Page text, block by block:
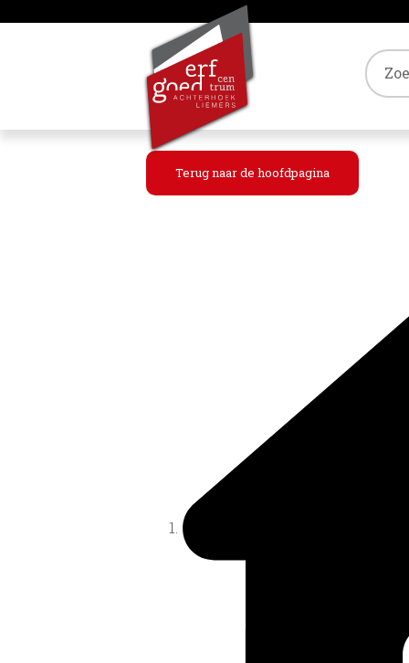
Terug naar de hoofdpagina